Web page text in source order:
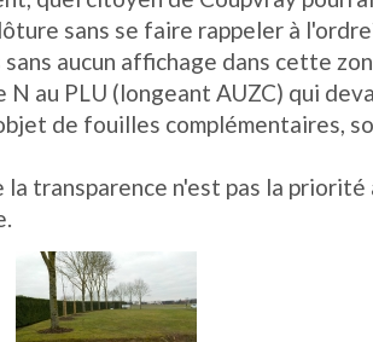
sans se faire rappeler à
aucun affichage dans cette
au PLU (longeant AUZC) qui
de fouilles complémentaires,
transparence n'est pas la priorité